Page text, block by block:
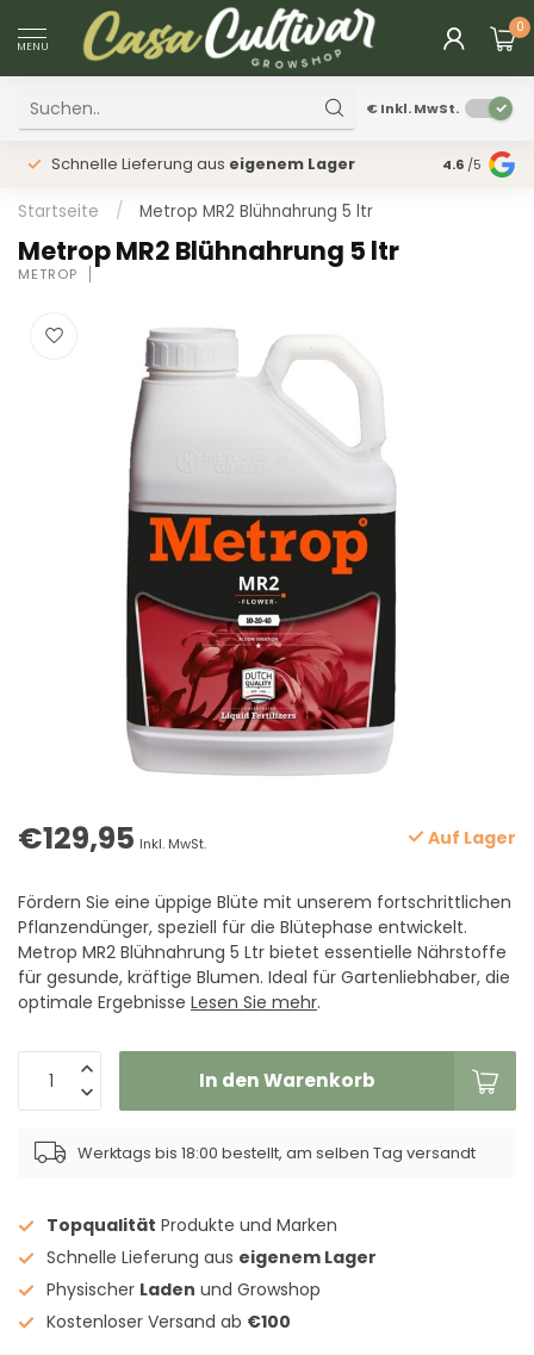
MENU
0
€Inkl. MwSt.
Schnelle Lieferung aus eigenem Lager Physischer
4.6 /5
Startseite / Metrop MR2 Blühnahrung 5 ltr
Metrop MR2 Blühnahrung 5 ltr
METROP
€129,95 Inkl. MwSt. Auf Lager
Fördern Sie eine üppige Blüte mit unserem fortschrittlichen
Pflanzendünger, speziell für die Blütephase entwickelt.
Metrop MR2 Blühnahrung 5 Ltr bietet essentielle Nährstoffe
für gesunde, kräftige Blumen. Ideal für Gartenliebhaber, die
optimale Ergebnisse Lesen Sie mehr.
In den Warenkorb
Werktags bis 18:00 bestellt, am selben Tag versandt
Topqualität Produkte und Marken
Schnelle Lieferung aus eigenem Lager
Physischer Laden und Growshop
Kostenloser Versand ab €100